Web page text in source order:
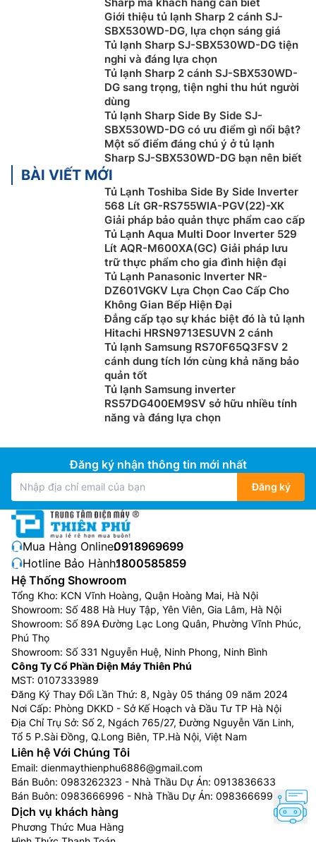
đảm bảo an toàn và giữ cho thực phẩm luôn tươi
ngon, tủ lạnh luôn thông thoáng và sạch sẽ.
Công nghệ làm lạnh đa chiều
Với công nghệ làm lạnh đa chiều khí lạnh bên trong
SJ-SBX530WD-DG được phân bố,
lan tỏa đều ở tất cả các ngăn bên trong tủ. Thực phẩm
được giữ lạnh ổn định và đồng đều, luôn được tươi
ngon và có thể giữ được trong thời gian dài.
Giới thiệu tủ lạnh Sharp 2 cánh SJ-
SBX530WD-DG, lựa chọn sáng giá
Tủ lạnh Sharp SJ-SBX530WD-DG tiện
nghi và đáng lựa chọn
Tủ lạnh Sharp 2 cánh SJ-SBX530WD-
DG sang trọng, tiện nghi thu hút người
dùng
Tủ lạnh Sharp Side By Side SJ-
SBX530WD-DG có ưu điểm gì nổi bật?
Một số điểm đáng chú ý ở tủ lạnh
Sharp SJ-SBX530WD-DG bạn nên biết
BÀI VIẾT MỚI
Tủ Lạnh Toshiba Side By Side Inverter
568 Lít GR-RS755WIA-PGV(22)-XK
Giải pháp bảo quản thực phẩm cao cấp
Tủ Lạnh Aqua Multi Door Inverter 529
Lít AQR-M600XA(GC) Giải pháp lưu
trữ thực phẩm cho gia đình hiện đại
Tủ Lạnh Panasonic Inverter NR-
DZ601VGKV Lựa Chọn Cao Cấp Cho
Không Gian Bếp Hiện Đại
Đẳng cấp tạo sự khác biệt đó là tủ lạnh
Hitachi HRSN9713ESUVN 2 cánh
Tủ lạnh Samsung RS70F65Q3FSV 2
cánh dung tích lớn cùng khả năng bảo
quản tốt
Tủ lạnh Samsung inverter
RS57DG400EM9SV sở hữu nhiều tính
năng và đáng lựa chọn
Đăng ký nhận thông tin mới nhất
Đăng ký
Mua Hàng Online:0918969699
Hotline Bảo Hành:1800585859
Hệ Thống Showroom
Tổng Kho: KCN Vĩnh Hoàng, Quận Hoàng Mai, Hà Nội
Showroom: Số 488 Hà Huy Tập, Yên Viên, Gia Lâm, Hà Nội
Showroom: Số 89A Đường Lạc Long Quân, Phường Vĩnh Phúc,
Phú Thọ
Showroom: Số 331 Nguyễn Huệ, Ninh Phong, Ninh Bình
Công Ty Cổ Phần Điện Máy Thiên Phú
MST: 0107333989
Đăng Ký Thay Đổi Lần Thứ: 8, Ngày 05 tháng 09 năm 2024
Nơi Cấp: Phòng DKKD - Sở Kế Hoạch và Đầu Tư TP Hà Nội
Địa Chỉ Trụ Sở: Số 2, Ngách 765/27, Đường Nguyễn Văn Linh,
Tổ 5 P.Sài Đồng, Q.Long Biên, TP.Hà Nội, Việt Nam
Liên hệ Với Chúng Tôi
Email: dienmaythienphu6886@gmail.com
Bán Buôn: 0983262323 - Nhà Thầu Dự Án: 0913836633
Bán Buôn: 0983666996 - Nhà Thầu Dự Án: 0983666996
Dịch vụ khách hàng
Phương Thức Mua Hàng